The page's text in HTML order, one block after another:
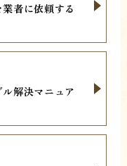
者に依頼する
解決マニュア